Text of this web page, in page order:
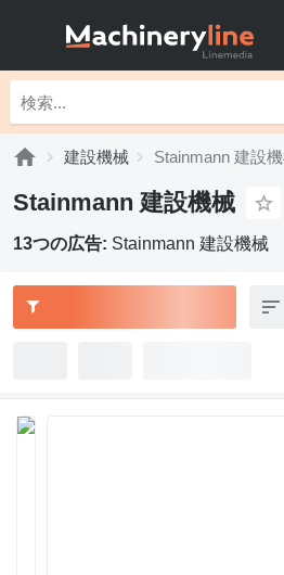
建設機械 Stainmann 建設
Stainmann 建設機械
13つの広告: Stainmann 建設機械